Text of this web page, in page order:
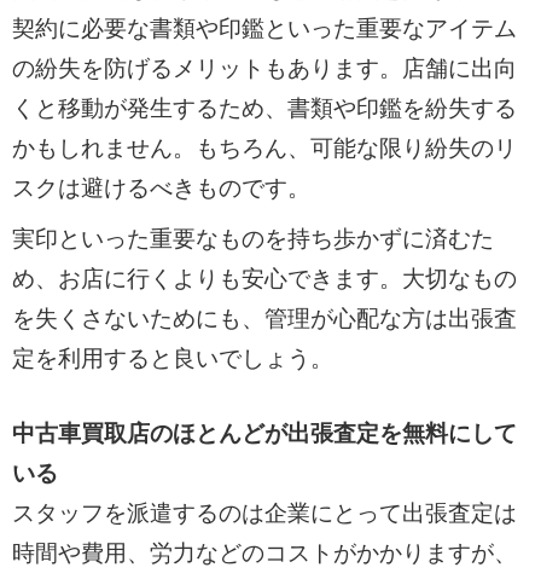
契約に必要な書類や印鑑といった重要なアイテム
の紛失を防げるメリットもあります。店舗に出向
くと移動が発生するため、書類や印鑑を紛失する
かもしれません。もちろん、可能な限り紛失のリ
スクは避けるべきものです。
実印といった重要なものを持ち歩かずに済むた
め、お店に行くよりも安心できます。大切なもの
を失くさないためにも、管理が心配な方は出張査
定を利用すると良いでしょう。
中古車買取店のほとんどが出張査定を無料にして
いる
スタッフを派遣するのは企業にとって出張査定は
時間や費用、労力などのコストがかかりますが、